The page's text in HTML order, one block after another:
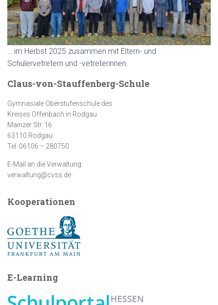
… im Herbst 2025 zusammen mit Eltern- und
Schülervetretern und -vetreterinnen.
Claus-von-Stauffenberg-Schule
Gymnasiale Oberstufenschule des
Kreises Offenbach in Rodgau
Mainzer Str. 16
63110 Rodgau
Tel. 06106 – 280750
E-Mail an die Verwaltung:
verwaltung@cvss.de
Kooperationen
E-Learning